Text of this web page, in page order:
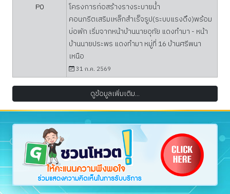
P0
โครงการก่อสร้างรางระบายน้ำ
คอนกรีตเสริมเหล็กสำเร็จรูป(ระบบแรงดึง)พร้อม
บ่อพัก เริ่มจากหน้าบ้านนายอุทัย แดงทำมา - หน้า
บ้านนายประพร แดงทำมา หมู่ที่ 16 บ้านศรีพนา
เหนือ
31 ก.ค. 2569
ดูข้อมูลเพิ่มเติม...